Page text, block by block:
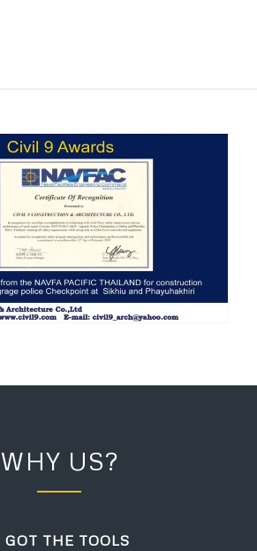
WHY US?
GOT THE TOOLS